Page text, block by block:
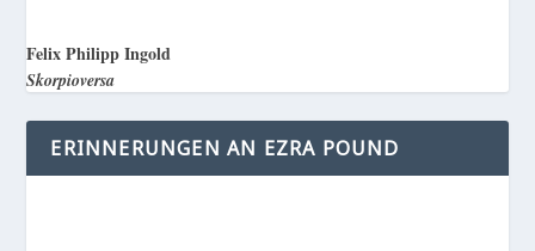
Felix Philipp Ingold
Skorpioversa
ERINNERUNGEN AN EZRA POUND